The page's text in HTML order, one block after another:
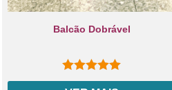
Balcão Dobrável
0out of 5